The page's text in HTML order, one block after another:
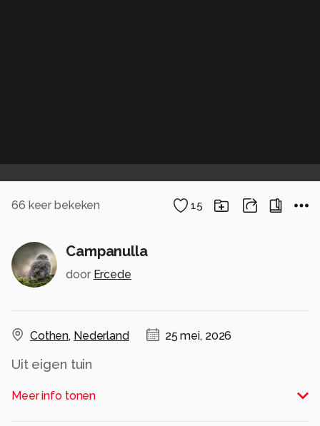
66 keer bekeken 15
Campanulla
door Ercede
Cothen, Nederland 25 mei, 2026
Uit eigen tuin
Alle rechten voorbehouden
Meer info tonen